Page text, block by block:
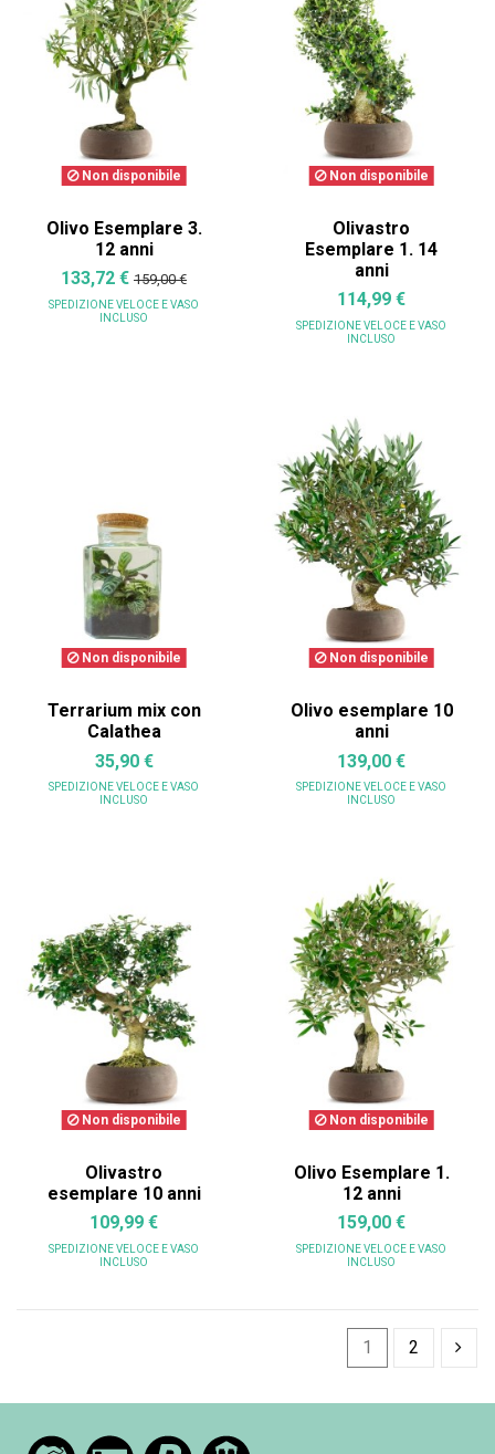
Non disponibile
Olivo Esemplare 3.
12 anni
133,72 € 159,00 €
SPEDIZIONE VELOCE E VASO
INCLUSO
Non disponibile
Olivastro
Esemplare 1. 14
anni
114,99 €
SPEDIZIONE VELOCE E VASO
INCLUSO
Non disponibile
Terrarium mix con
Calathea
35,90 €
SPEDIZIONE VELOCE E VASO
INCLUSO
Non disponibile
Olivo esemplare 10
anni
139,00 €
SPEDIZIONE VELOCE E VASO
INCLUSO
Non disponibile
Olivastro
esemplare 10 anni
109,99 €
SPEDIZIONE VELOCE E VASO
INCLUSO
Non disponibile
Olivo Esemplare 1.
12 anni
159,00 €
SPEDIZIONE VELOCE E VASO
INCLUSO
1 2